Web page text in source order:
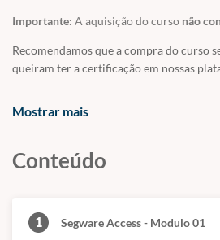
Importante: A aquisição do curso não
Recomendamos que a compra do curso
queiram ter a certificação em nossas
Mostrar mais
Conteúdo
1 Segware Access - Modulo 01